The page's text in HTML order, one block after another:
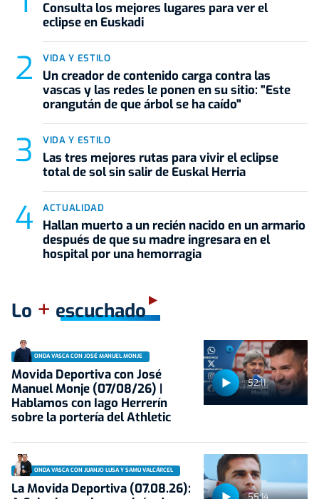
Consulta los mejores lugares para ver el
eclipse en Euskadi
VIDA Y ESTILO
Un creador de contenido carga contra las
vascas y las redes le ponen en su sitio: "Este
orangután de que árbol se ha caído"
VIDA Y ESTILO
Las tres mejores rutas para vivir el eclipse
total de sol sin salir de Euskal Herria
ACTUALIDAD
Hallan muerto a un recién nacido en un armario
después de que su madre ingresara en el
hospital por una hemorragia
Lo + escuchado
52:11
ONDA VASCA CON JOSÉ MANUEL MONJE
Movida Deportiva con José
Manuel Monje (07/08/26) |
Hablamos con Iago Herrerín
sobre la portería del Athletic
ONDA VASCA CON JUANJO LUSA Y SAMU VALCÁRCEL
La Movida Deportiva (07.08.26):